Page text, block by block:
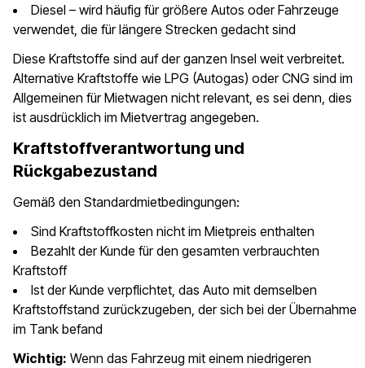
Diesel – wird häufig für größere Autos oder Fahrzeuge
verwendet, die für längere Strecken gedacht sind
Diese Kraftstoffe sind auf der ganzen Insel weit verbreitet.
Alternative Kraftstoffe wie LPG (Autogas) oder CNG sind im
Allgemeinen für Mietwagen nicht relevant, es sei denn, dies
ist ausdrücklich im Mietvertrag angegeben.
Kraftstoffverantwortung und
Rückgabezustand
Gemäß den Standardmietbedingungen:
Sind Kraftstoffkosten nicht im Mietpreis enthalten
Bezahlt der Kunde für den gesamten verbrauchten
Kraftstoff
Ist der Kunde verpflichtet, das Auto mit demselben
Kraftstoffstand zurückzugeben, der sich bei der Übernahme
im Tank befand
Wichtig: Wenn das Fahrzeug mit einem niedrigeren